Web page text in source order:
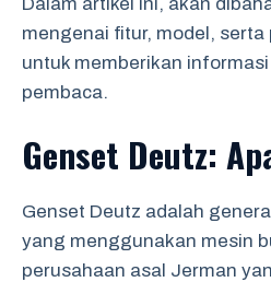
mengenai fitur, model,
untuk memberikan
pembaca.
Genset Deutz:
Genset Deutz adalah
yang menggunakan mesin
perusahaan asal Jerman